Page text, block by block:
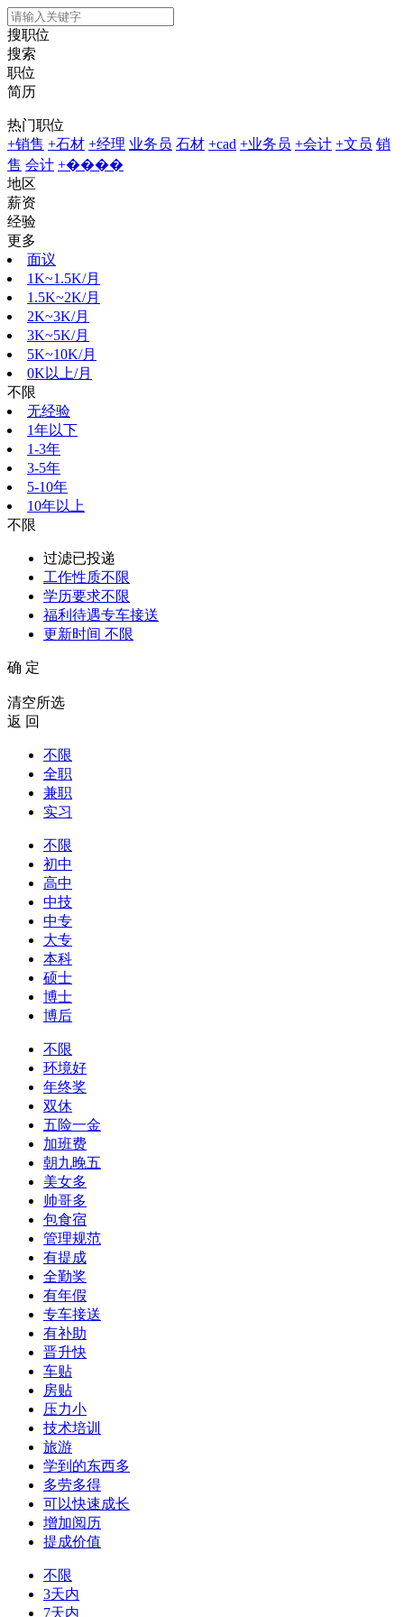
搜职位
搜索
职位
简历
热门职位
+销售 +石材 +经理 业务员 石材 +cad +业务员 +会计 +文员 销
售 会计 +����
地区
薪资
经验
更多
面议
1K~1.5K/月
1.5K~2K/月
2K~3K/月
3K~5K/月
5K~10K/月
0K以上/月
不限
无经验
1年以下
1-3年
3-5年
5-10年
10年以上
不限
过滤已投递
工作性质不限
学历要求不限
福利待遇专车接送
更新时间 不限
确 定
清空所选
返 回
不限
全职
兼职
实习
不限
初中
高中
中技
中专
大专
本科
硕士
博士
博后
不限
环境好
年终奖
双休
五险一金
加班费
朝九晚五
美女多
帅哥多
包食宿
管理规范
有提成
全勤奖
有年假
专车接送
有补助
晋升快
车贴
房贴
压力小
技术培训
旅游
学到的东西多
多劳多得
可以快速成长
增加阅历
提成价值
不限
3天内
7天内